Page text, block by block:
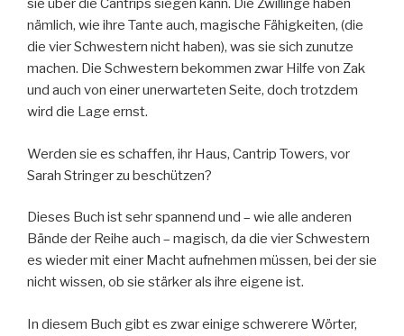
sie über die Cantrips siegen kann. Die Zwillinge haben
nämlich, wie ihre Tante auch, magische Fähigkeiten, (die
die vier Schwestern nicht haben), was sie sich zunutze
machen. Die Schwestern bekommen zwar Hilfe von Zak
und auch von einer unerwarteten Seite, doch trotzdem
wird die Lage ernst.
Werden sie es schaffen, ihr Haus, Cantrip Towers, vor
Sarah Stringer zu beschützen?
Dieses Buch ist sehr spannend und – wie alle anderen
Bände der Reihe auch – magisch, da die vier Schwestern
es wieder mit einer Macht aufnehmen müssen, bei der sie
nicht wissen, ob sie stärker als ihre eigene ist.
In diesem Buch gibt es zwar einige schwerere Wörter,